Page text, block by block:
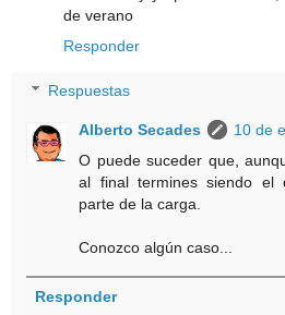
de verano
Responder
Respuestas
Alberto Secades
10 de
O puede suceder que,
al final termines siendo el
parte de la carga.
Conozco algún caso...
Responder